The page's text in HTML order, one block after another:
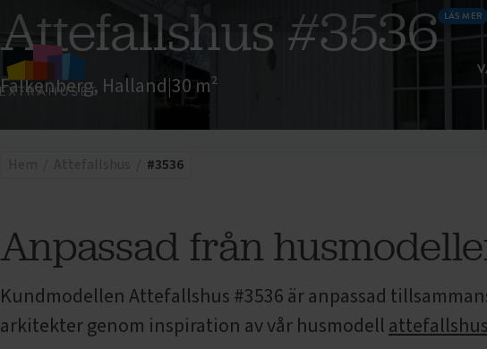
LÄS MER
Attefallshus #3536
Falkenberg, Halland|30 m²
#3536
#3536
Anpassad från
KundmodellenAttefallshus#3536 är anpassad
arkitekter genom inspiration av vår husmodell